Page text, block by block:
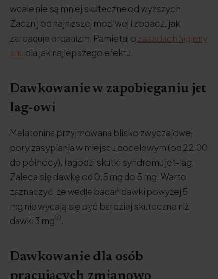
wcale nie są mniej skuteczne od wyższych.
Zacznij od najniższej możliwej i zobacz, jak
zareaguje organizm. Pamiętaj o zasadach higieny
snu dla jak najlepszego efektu.
Dawkowanie w zapobieganiu jet
lag-owi
Melatonina przyjmowana blisko zwyczajowej
pory zasypiania w miejscu docelowym (od 22.00
do północy), łagodzi skutki syndromu jet-lag.
Zaleca się dawkę od 0,5 mg do 5 mg. Warto
zaznaczyć, że wedle badań dawki powyżej 5
mg nie wydają się być bardziej skuteczne niż
dawki 3 mg
.
Dawkowanie dla osób
pracujących zmianowo